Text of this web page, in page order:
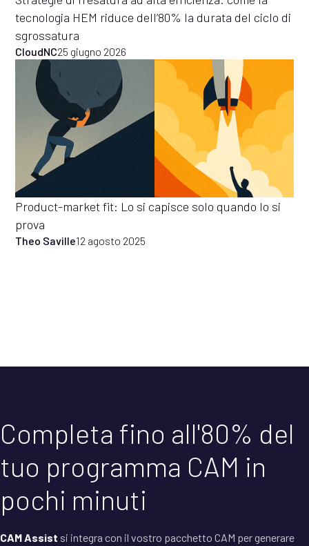
tecnologia HEM riduce dell’80% la durata del ciclo di
sgrossatura
CloudNC25 giugno 2026
Product-market fit: Lo si capisce solo quando lo si
prova
Theo Saville12 agosto 2025
Completa fino all'80% del
tuo programma CAM in
pochi minuti
CAM Assist si integra con il vostro pacchetto CAM per generare